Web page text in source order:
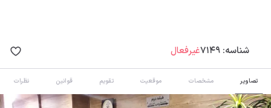
شناسه: 7149غیرفعال
تصاویر مشخصات موقعیت تقویم قوانین نظرات